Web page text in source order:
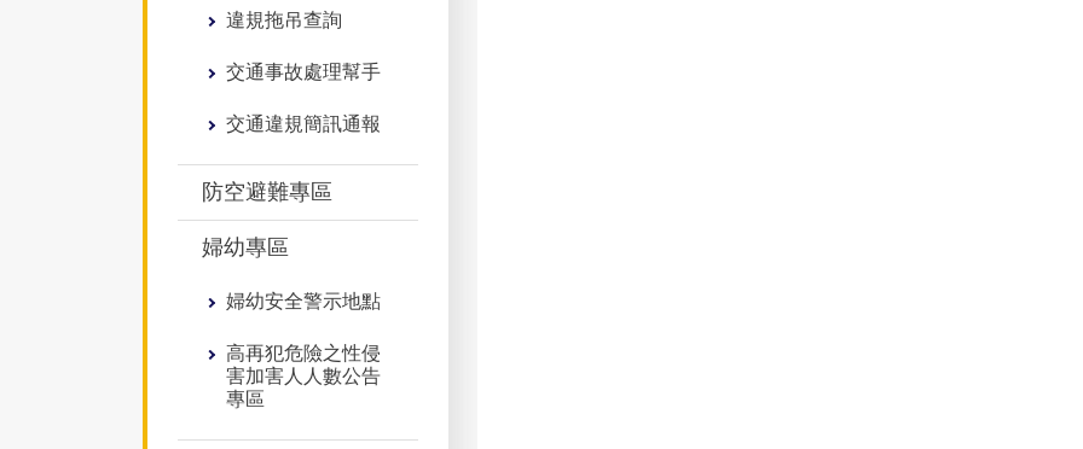
違規拖吊查詢
交通事故處理幫手
交通違規簡訊通報
防空避難專區
婦幼專區
婦幼安全警示地點
高再犯危險之性侵
害加害人人數公告
專區